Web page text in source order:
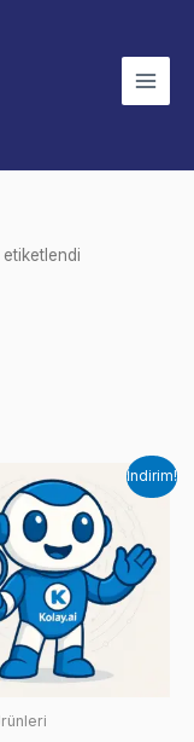
etiketlendi
İndirim!